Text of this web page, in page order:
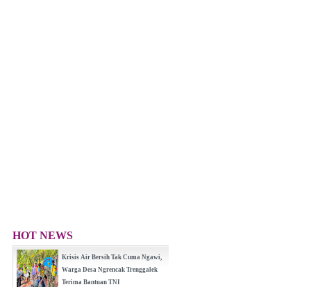
HOT NEWS
Krisis Air Bersih Tak Cuma Ngawi,
Warga Desa Ngrencak Trenggalek
Terima Bantuan TNI